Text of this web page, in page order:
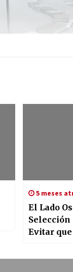
5 meses
El Lado
Selección
Evitar